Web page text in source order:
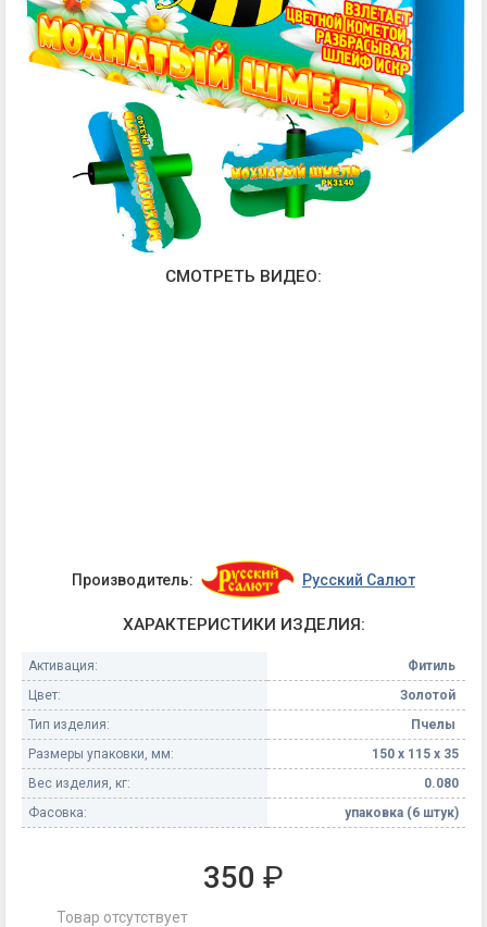
СМОТРЕТЬ ВИДЕО:
Производитель: Русский Салют
ХАРАКТЕРИСТИКИ ИЗДЕЛИЯ:
Активация:
Фитиль
Цвет:
Золотой
Тип изделия:
Пчелы
Размеры упаковки, мм:
150 х 115 х 35
Вес изделия, кг:
0.080
Фасовка:
упаковка (6 штук)
350 ₽
Товар отсутствует